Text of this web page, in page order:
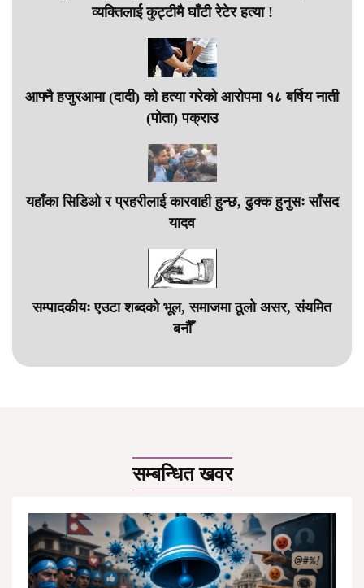
व्यक्तिलाई कुट्टीमै घाँटी रेटेर हत्या !
आफ्नै हजुरआमा (दादी) को हत्या गरेको आरोपमा १८ बर्षिय नाती
(पोता) पक्राउ
यहाँका सिडिओ र प्रहरीलाई कारवाही हुन्छ, ढुक्क हुनुसः साँसद
यादव
सम्पादकीयः एउटा शब्दको भूल, समाजमा ठूलो असर, संयमित
बनौँ
सम्बन्धित खवर